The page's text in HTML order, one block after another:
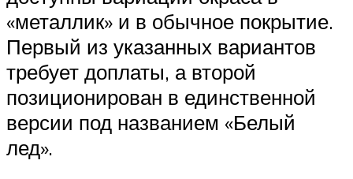
«металлик» и в обычное покрытие.
Первый из указанных вариантов
требует доплаты, а второй
позиционирован в единственной
версии под названием «Белый
лед».